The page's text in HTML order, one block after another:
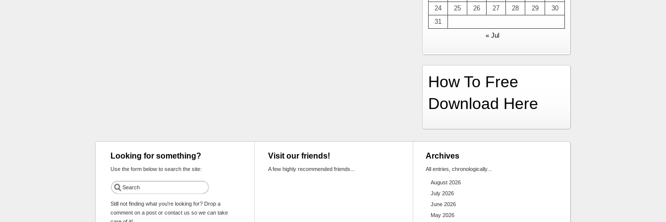
24
25 26 27 28 29
30
31
« Jul
How To Free
Download Here
Looking for something?
Use the form below to search the site:
Still not finding what you're looking for? Drop a
comment on a post or contact us so we can take
Visit our friends!
A few highly recommended friends...
Archives
All entries, chronologically...
August 2026
July 2026
June 2026
May 2026